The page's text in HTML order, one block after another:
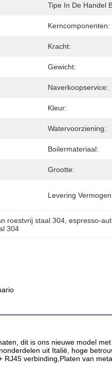
Tipe In De Handel
Kerncomponenten:
Kracht:
Gewicht:
Naverkoopservice:
Kleur:
Watervoorziening:
Boilermateriaal:
Grootte:
Levering
roestvrij staal 304 , espresso-
304
dit is ons nieuwe model met
uit Italië, hoge
verbinding,Platen van